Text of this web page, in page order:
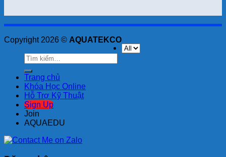
Copyright 2026 © AQUATEKCO
Tìm
kiếm:
Trang chủ
Khóa Học Online
Hỗ Trợ Kỹ Thuật
Sign Up
Join
AQUAEDU